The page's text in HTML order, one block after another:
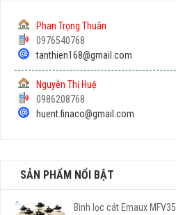
Phan Trọng Thuân
0976540768
tanthien168@gmail.com
Nguyễn Thị Huệ
0986208768
huent.finaco@gmail.com
SẢN PHẨM NỔI BẬT
Bình lọc cát Emaux MFV35